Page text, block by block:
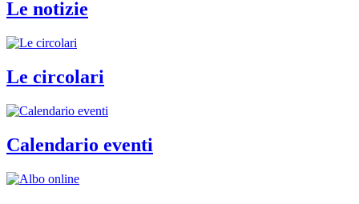
Le notizie
Le circolari
Calendario eventi